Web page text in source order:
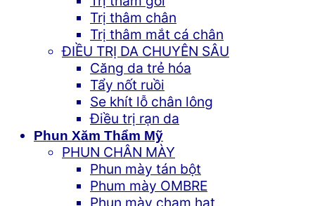
Trị thâm chân
Trị thâm mắt cá chân
ĐIỀU TRỊ DA CHUYÊN SÂU
Căng da trẻ hóa
Tẩy nốt ruồi
Se khít lỗ chân lông
Điều trị rạn da
Phun Xăm Thẩm Mỹ
PHUN CHÂN MÀY
Phun mày tán bột
Phum mày OMBRE
Phun mày chạm hạt